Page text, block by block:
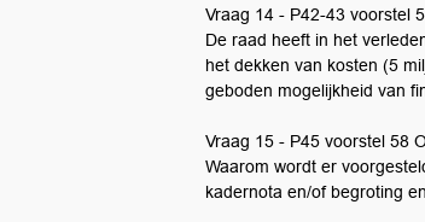
Vraag 14 - P42-43 voorstel
De raad heeft in het
het dekken van kosten (5
geboden mogelijkheid van
Vraag 15 - P45 voorstel 58
Waarom wordt er
kadernota en/of begroting